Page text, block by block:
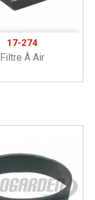
17-274
Filtre À Air